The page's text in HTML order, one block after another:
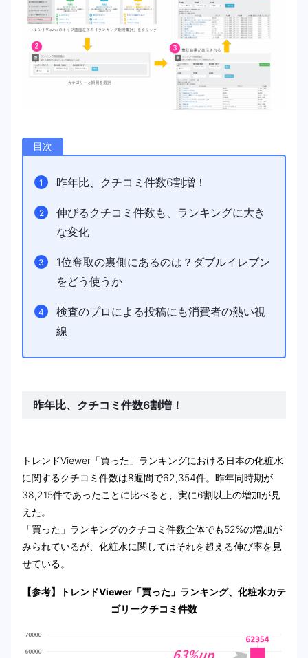
目次
昨年比、クチコミ件数6割増！
伸びるクチコミ件数も、ランキングに大き
な変化
1位奪取の裏側にあるのは？ダブルイレブン
をどう使うか
検査のプロによる投稿にも消費者の熱い視
線
昨年比、クチコミ件数6割増！
トレンドViewer「買った」ランキングにおける日本の化粧水
に関するクチコミ件数は8週間で62,354件。昨年同時期が
38,215件であったことに比べると、実に6割以上の増加が見
えた。
「買った」ランキングのクチコミ件数全体でも52%の増加が
みられているが、化粧水に関してはそれを超える伸び率を見
せている。
【参考】トレンドViewer「買った」ランキング、化粧水カテ
ゴリークチコミ件数